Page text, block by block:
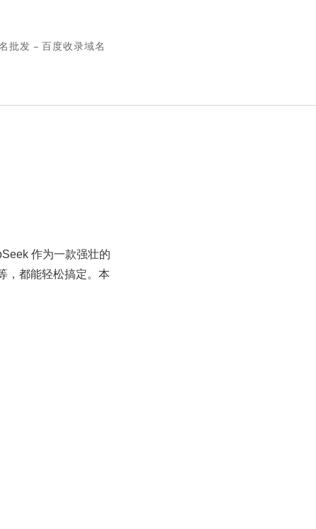
批发 – 百度收录域名
作为一款强壮的
，都能轻松搞定。本